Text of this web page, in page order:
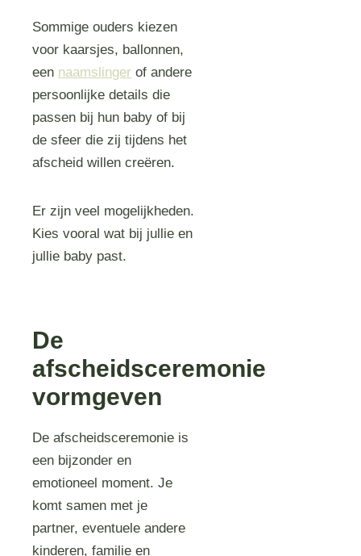
Sommige ouders kiezen
voor kaarsjes, ballonnen,
een naamslinger of andere
persoonlijke details die
passen bij hun baby of bij
de sfeer die zij tijdens het
afscheid willen creëren.
Er zijn veel mogelijkheden.
Kies vooral wat bij jullie en
jullie baby past.
De
afscheidsceremonie
vormgeven
De afscheidsceremonie is
een bijzonder en
emotioneel moment. Je
komt samen met je
partner, eventuele andere
kinderen, familie en